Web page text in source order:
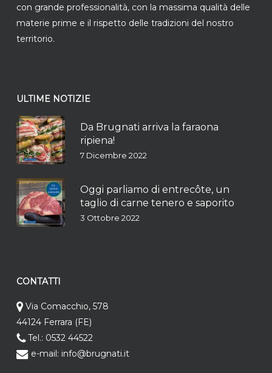
con grande professionalità, con la massima qualità delle
materie prime e il rispetto delle tradizioni del nostro
territorio.
ULTIME NOTIZIE
Da Brugnati arriva la faraona
ripiena!
7 Dicembre 2022
Oggi parliamo di entrecôte, un
taglio di carne tenero e saporito
3 Ottobre 2022
CONTATTI
Via Comacchio, 578
44124 Ferrara (FE)
Tel.: 0532 44522
e-mail: info@brugnati.it